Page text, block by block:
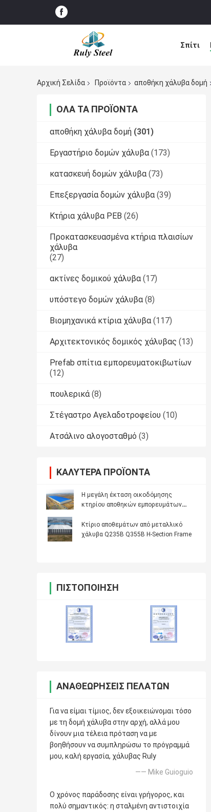
Σπίτι
Αρχική Σελίδα
Προϊόντα αποθήκη χάλυβα δομή
ΌΛΑ ΤΑ ΠΡΟΪΌΝΤΑ
αποθήκη χάλυβα δομή (301)
Εργαστήριο δομών χάλυβα (173)
κατασκευή δομών χάλυβα (73)
Επεξεργασία δομών χάλυβα (39)
Κτήρια χάλυβα PEB (26)
Προκατασκευασμένα κτήρια πλαισίων
χάλυβα
(27)
ακτίνες δομικού χάλυβα (17)
υπόστεγο δομών χάλυβα (8)
Βιομηχανικά κτίρια χάλυβα (117)
Αρχιτεκτονικός δομικός χάλυβας (13)
Prefab σπίτια εμπορευματοκιβωτίων
(12)
πουλερικά (8)
Στέγαστρο Αγελαδοτροφείου (10)
Ατσάλινο αλογοσταθμό (3)
ΚΑΛΎΤΕΡΑ ΠΡΟΪΌΝΤΑ
Η μεγάλη έκταση οικοδόμησης
κτηρίου αποθηκών εμπορευμάτων
Κτίριο αποθεμάτων από μεταλλικό
χάλυβα Q235B Q355B H-Section Frame
ΠΙΣΤΟΠΟΊΗΣΗ
ΑΝΑΘΕΩΡΉΣΕΙΣ ΠΕΛΑΤΏΝ
Για να είμαι τίμιος, δεν εξοικειώνομαι τόσο
με τη δομή χάλυβα στην αρχή, αλλά μου
δίνουν μια τέλεια πρόταση να με
βοηθήσουν να συμπληρώσω το πρόγραμμά
μου, καλή εργασία, χάλυβας Ruly
—— Mike Guioguio
Ο χρόνος παράδοσης είναι γρήγορος, και
πολύ σημαντικός: η σταλμένη αντιστοιχία